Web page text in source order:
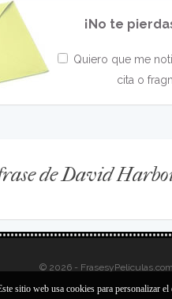
¡No te
Quiero que me
cita o
de David
© 2026 - FrasesyPeliculas.com
sitio web usa cookies para personalizar